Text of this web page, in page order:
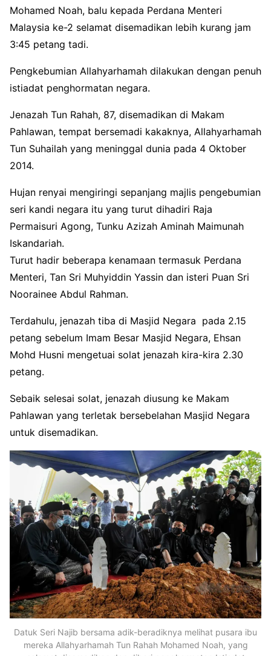
Mohamed Noah, balu kepada Perdana Menteri
Malaysia ke-2 selamat disemadikan lebih kurang jam
3:45 petang tadi.
Pengkebumian Allahyarhamah dilakukan dengan penuh
istiadat penghormatan negara.
Jenazah Tun Rahah, 87, disemadikan di Makam
Pahlawan, tempat bersemadi kakaknya, Allahyarhamah
Tun Suhailah yang meninggal dunia pada 4 Oktober
2014.
Hujan renyai mengiringi sepanjang majlis pengebumian
seri kandi negara itu yang turut dihadiri Raja
Permaisuri Agong, Tunku Azizah Aminah Maimunah
Iskandariah.
Turut hadir beberapa kenamaan termasuk Perdana
Menteri, Tan Sri Muhyiddin Yassin dan isteri Puan Sri
Noorainee Abdul Rahman.
Terdahulu, jenazah tiba di Masjid Negara pada 2.15
petang sebelum Imam Besar Masjid Negara, Ehsan
Mohd Husni mengetuai solat jenazah kira-kira 2.30
petang.
Sebaik selesai solat, jenazah diusung ke Makam
Pahlawan yang terletak bersebelahan Masjid Negara
untuk disemadikan.
Datuk Seri Najib bersama adik-beradiknya melihat pusara ibu
mereka Allahyarhamah Tun Rahah Mohamed Noah, yang